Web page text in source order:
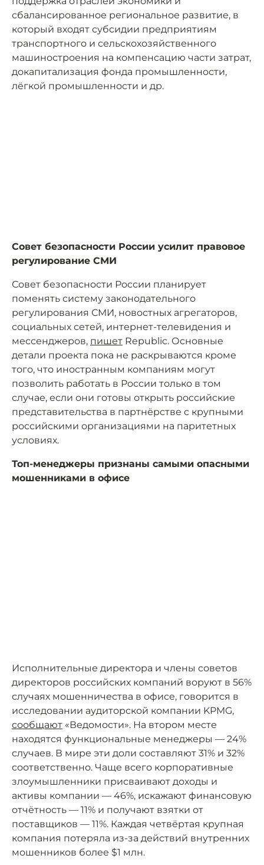
сбалансированное региональное развитие, в
который входят субсидии предприятиям
транспортного и сельскохозяйственного
машиностроения на компенсацию части затрат,
докапитализация фонда промышленности,
лёгкой промышленности и др.
Совет безопасности России усилит правовое
регулирование СМИ
Совет безопасности России планирует
поменять систему законодательного
регулирования СМИ, новостных агрегаторов,
социальных сетей, интернет-телевидения и
мессенджеров, пишет Republic. Основные
детали проекта пока не раскрываются кроме
того, что иностранным компаниям могут
позволить работать в России только в том
случае, если они готовы открыть российские
представительства в партнёрстве с крупными
российскими организациями на паритетных
условиях.
Топ-менеджеры признаны самыми опасными
мошенниками в офисе
Исполнительные директора и члены советов
директоров российских компаний воруют в 56%
случаях мошенничества в офисе, говорится в
исследовании аудиторской компании KPMG,
сообщают «Ведомости». На втором месте
находятся функциональные менеджеры — 24%
случаев. В мире эти доли составляют 31% и 32%
соответственно. Чаще всего корпоративные
злоумышленники присваивают доходы и
активы компании — 46%, искажают финансовую
отчётность — 11% и получают взятки от
поставщиков — 11%. Каждая четвёртая крупная
компания потеряла из-за действий внутренних
мошенников более $1 млн.